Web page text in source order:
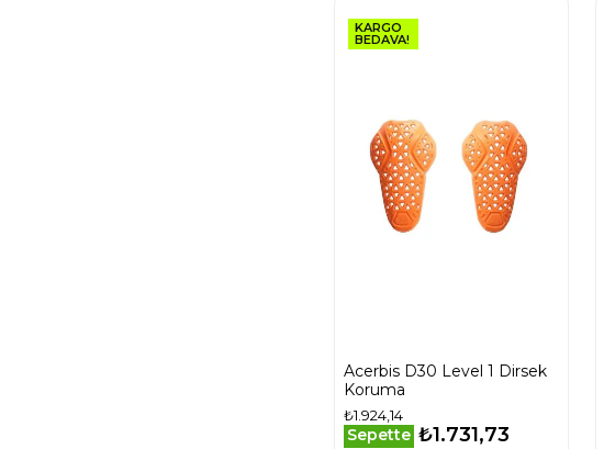
KARGO
BEDAVA!
Acerbis D30 Level 1 Dirsek
Koruma
₺1.924,14
Sepette ₺1.731,73